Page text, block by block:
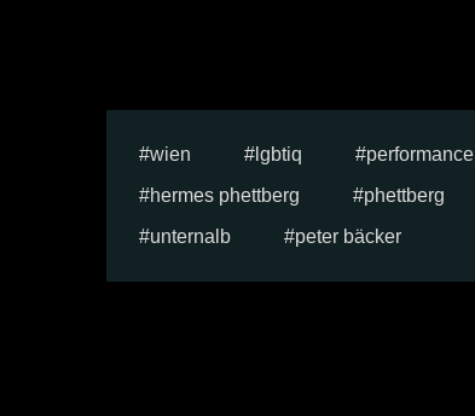
wien lgbtiq performance
hermes phettberg
phettberg
unternalb
peter bäcker